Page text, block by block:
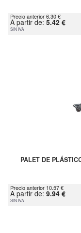
Precio anterior 6.30 €
A partir de: 5.42 €
SIN IVA
PALET DE
Precio anterior 10.57 €
A partir de: 9.94 €
SIN IVA